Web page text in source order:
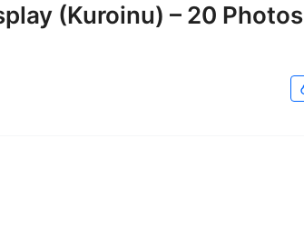
(Kuroinu) – 20 Photos